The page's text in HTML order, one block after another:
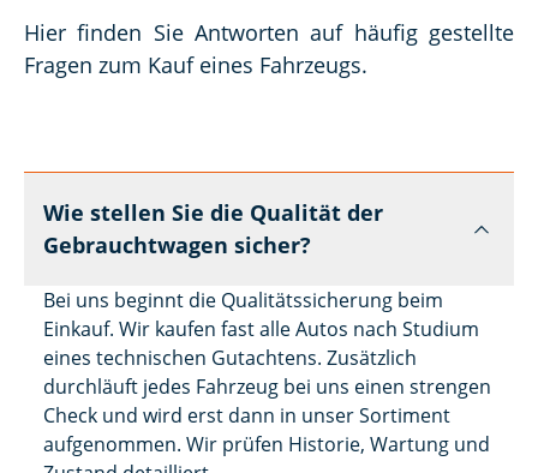
Hier finden Sie Antworten auf häufig gestellte
Fragen zum Kauf eines Fahrzeugs.
Wie stellen Sie die Qualität der
Gebrauchtwagen sicher?
Bei uns beginnt die Qualitätssicherung beim
Einkauf. Wir kaufen fast alle Autos nach Studium
eines technischen Gutachtens. Zusätzlich
durchläuft jedes Fahrzeug bei uns einen strengen
Check und wird erst dann in unser Sortiment
aufgenommen. Wir prüfen Historie, Wartung und